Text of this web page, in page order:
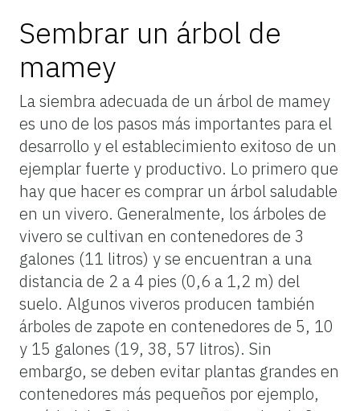
Sembrar un árbol de
mamey
La siembra adecuada de un árbol de mamey
es uno de los pasos más importantes para el
desarrollo y el establecimiento exitoso de un
ejemplar fuerte y productivo. Lo primero que
hay que hacer es comprar un árbol saludable
en un vivero. Generalmente, los árboles de
vivero se cultivan en contenedores de 3
galones (11 litros) y se encuentran a una
distancia de 2 a 4 pies (0,6 a 1,2 m) del
suelo. Algunos viveros producen también
árboles de zapote en contenedores de 5, 10
y 15 galones (19, 38, 57 litros). Sin
embargo, se deben evitar plantas grandes en
contenedores más pequeños por ejemplo,